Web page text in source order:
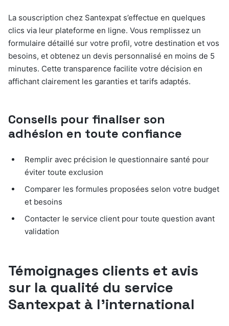
La souscription chez Santexpat s’effectue en quelques
clics via leur plateforme en ligne. Vous remplissez un
formulaire détaillé sur votre profil, votre destination et vos
besoins, et obtenez un devis personnalisé en moins de 5
minutes. Cette transparence facilite votre décision en
affichant clairement les garanties et tarifs adaptés.
Conseils pour finaliser son
adhésion en toute confiance
Remplir avec précision le questionnaire santé pour
éviter toute exclusion
Comparer les formules proposées selon votre budget
et besoins
Contacter le service client pour toute question avant
validation
Témoignages clients et avis
sur la qualité du service
Santexpat à l’international